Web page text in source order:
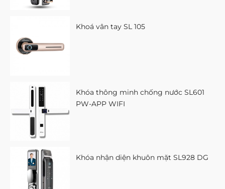
Khoá vân tay SL 105
Khóa thông minh chống nước SL601
PW-APP WIFI
Khóa nhận diện khuôn mặt SL928 DG